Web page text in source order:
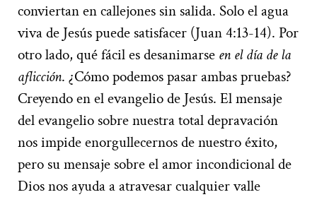
conviertan en callejones sin salida. Solo el agua
viva de Jesús puede satisfacer (Juan 4:13-14). Por
otro lado, qué fácil es desanimarse en el día de la
aflicción. ¿Cómo podemos pasar ambas pruebas?
Creyendo en el evangelio de Jesús. El mensaje
del evangelio sobre nuestra total depravación
nos impide enorgullecernos de nuestro éxito,
pero su mensaje sobre el amor incondicional de
Dios nos ayuda a atravesar cualquier valle